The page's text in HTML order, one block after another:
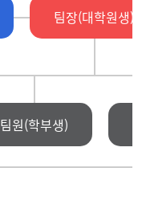
팀장(대학원생)
팀원(학부생)